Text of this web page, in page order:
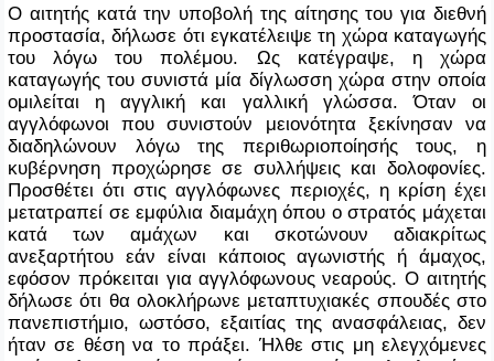
Ο αιτητής κατά την υποβολή της αίτησης του για διεθνή
προστασία, δήλωσε ότι εγκατέλειψε τη χώρα καταγωγής
του λόγω του πολέμου. Ως κατέγραψε, η χώρα
καταγωγής του συνιστά μία δίγλωσση χώρα στην οποία
ομιλείται η αγγλική και γαλλική γλώσσα. Όταν οι
αγγλόφωνοι που συνιστούν μειονότητα ξεκίνησαν να
διαδηλώνουν λόγω της περιθωριοποίησής τους, η
κυβέρνηση προχώρησε σε συλλήψεις και δολοφονίες.
Προσθέτει ότι στις αγγλόφωνες περιοχές, η κρίση έχει
μετατραπεί σε εμφύλια διαμάχη όπου ο στρατός μάχεται
κατά των αμάχων και σκοτώνουν αδιακρίτως
ανεξαρτήτου εάν είναι κάποιος αγωνιστής ή άμαχος,
εφόσον πρόκειται για αγγλόφωνους νεαρούς. Ο αιτητής
δήλωσε ότι θα ολοκλήρωνε μεταπτυχιακές σπουδές στο
πανεπιστήμιο, ωστόσο, εξαιτίας της ανασφάλειας, δεν
ήταν σε θέση να το πράξει. Ήλθε στις μη ελεγχόμενες